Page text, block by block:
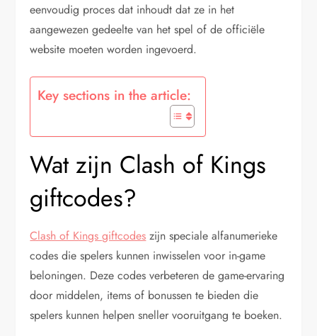
eenvoudig proces dat inhoudt dat ze in het
aangewezen gedeelte van het spel of de officiële
website moeten worden ingevoerd.
Key sections in the article:
Wat zijn Clash of Kings
giftcodes?
Clash of Kings giftcodes zijn speciale alfanumerieke
codes die spelers kunnen inwisselen voor in-game
beloningen. Deze codes verbeteren de game-ervaring
door middelen, items of bonussen te bieden die
spelers kunnen helpen sneller vooruitgang te boeken.